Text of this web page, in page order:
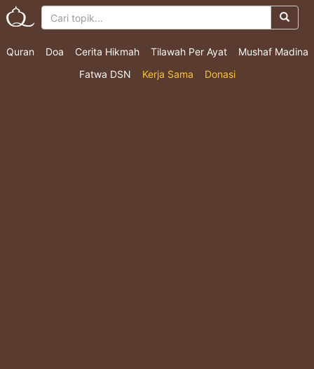
Quran Doa Cerita Hikmah Tilawah Per Ayat
Mushaf Madina
Fatwa DSN
Kerja Sama Donasi